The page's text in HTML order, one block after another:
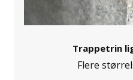
Trappetrin
Flere